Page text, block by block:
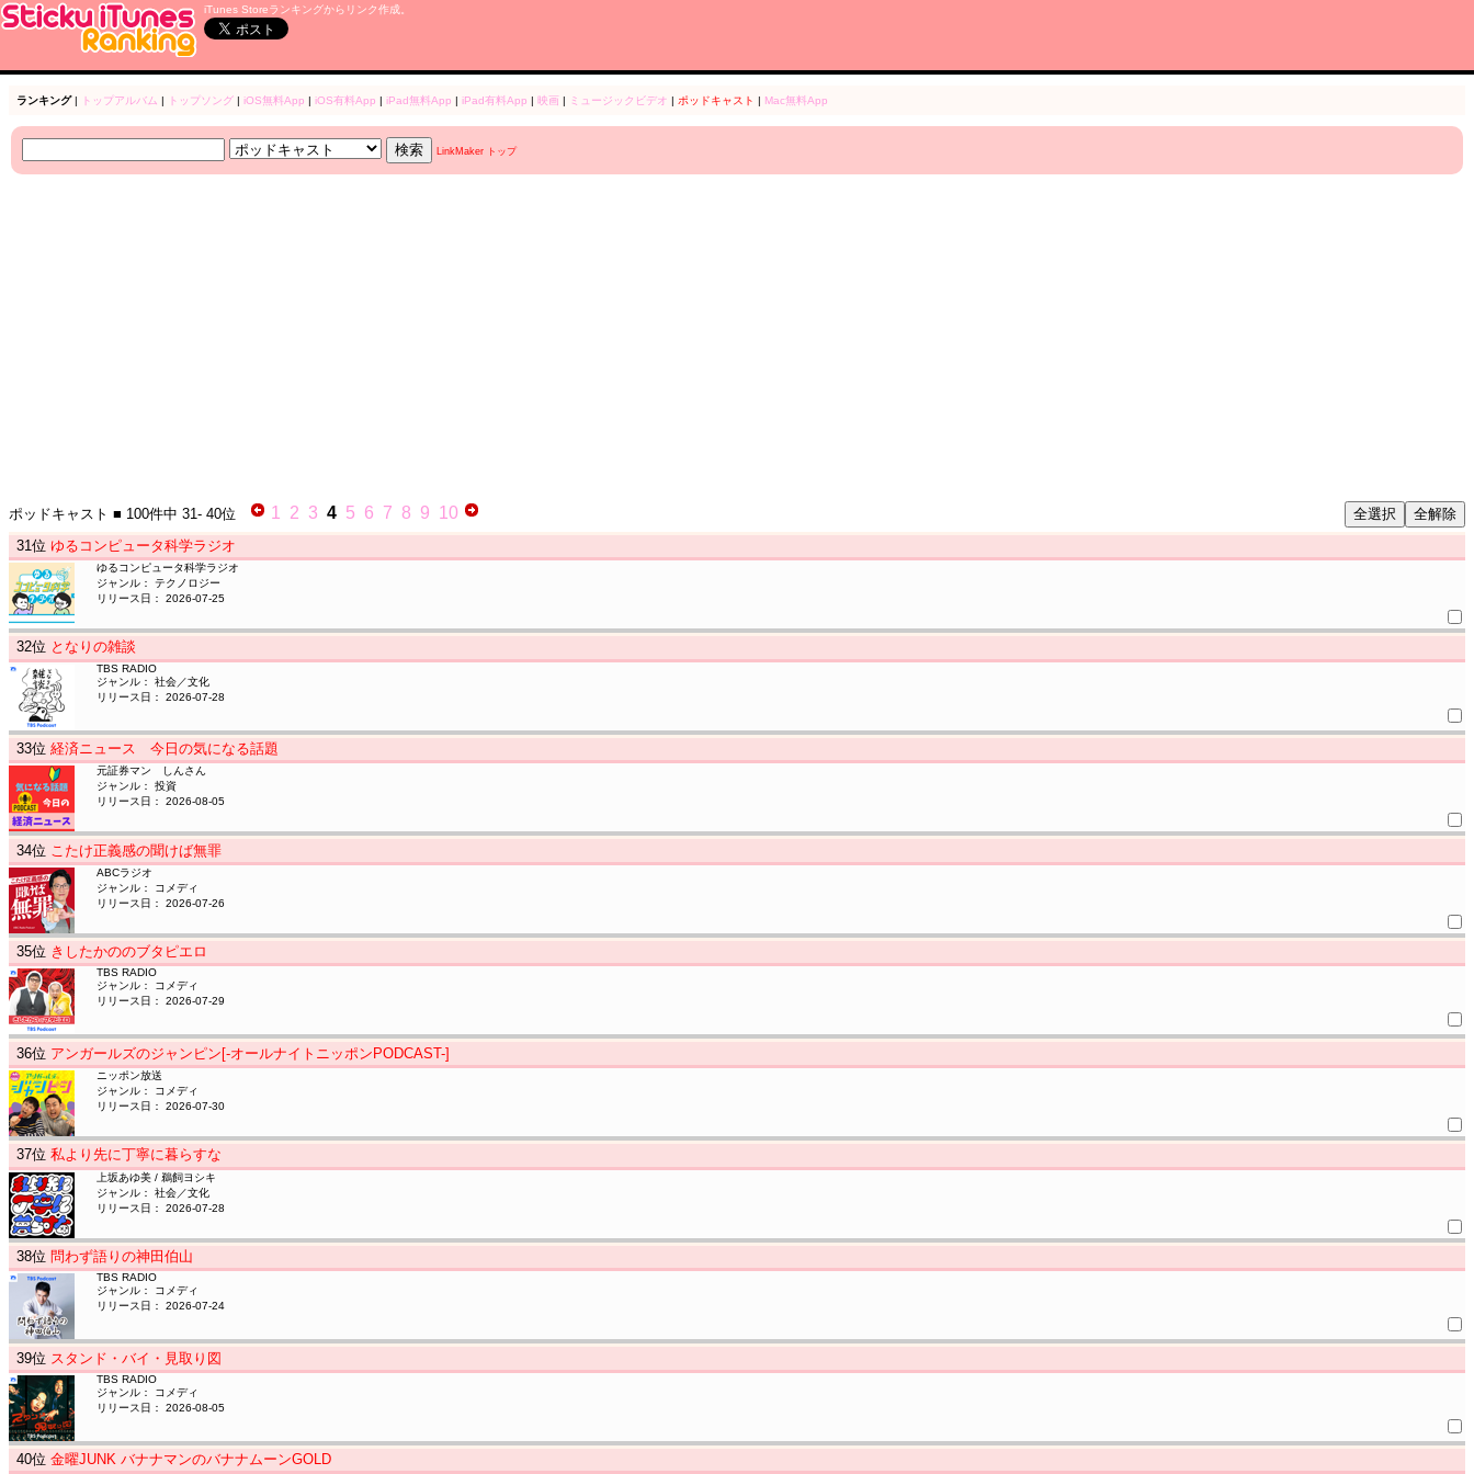
iTunes Storeランキングからリンク作成。
ランキング| トップアルバム | トップソング| iOS無料App | iOS有料App | iPad無料App | iPad有料App | 映画| ミュージックビデオ | ポッドキャスト | Mac無料App
LinkMaker トップ
ポッドキャスト ■ 100件中 31- 40位 1 2 3 4 5 6 7 8 9 10
31 位 ゆるコンピュータ科学ラジオ
ゆるコンピュータ科学ラジオ
ジャンル： テクノロジー
リリース日： 2026-07-25
32位 となりの雑談
TBS RADIO
ジャンル： 社会／文化
リリース日： 2026-07-28
33位 経済ニュース 今日の気になる話題
元証券マン しんさん
ジャンル： 投資
リリース日： 2026-08-05
34位 こたけ正義感の聞けば無罪
ABCラジオ
ジャンル： コメディ
リリース日： 2026-07-26
35位 きしたかののブタピエロ
TBS RADIO
ジャンル： コメディ
リリース日： 2026-07-29
36位 アンガールズのジャンピン[-オールナイトニッポンPODCAST-]
ニッポン放送
ジャンル： コメディ
リリース日： 2026-07-30
37位 私より先に丁寧に暮らすな
上坂あゆ美 / 鵜飼ヨシキ
ジャンル： 社会／文化
リリース日： 2026-07-28
38位 問わず語りの神田伯山
TBS RADIO
ジャンル： コメディ
リリース日： 2026-07-24
39位 スタンド・バイ・見取り図
TBS RADIO
ジャンル： コメディ
リリース日： 2026-08-05
40位 金曜JUNK バナナマンのバナナムーンGOLD